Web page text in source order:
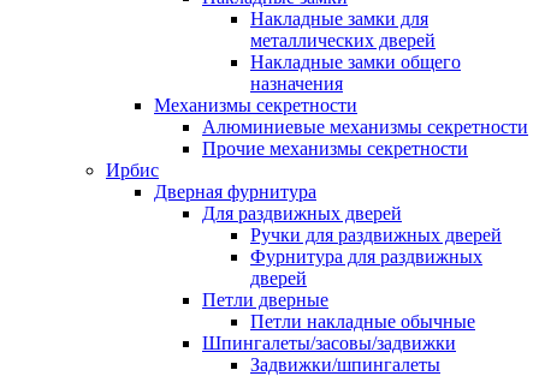
Накладные замки для
металлических дверей
Накладные замки общего
назначения
Механизмы секретности
Алюминиевые механизмы секретности
Прочие механизмы секретности
Ирбис
Дверная фурнитура
Для раздвижных дверей
Ручки для раздвижных дверей
Фурнитура для раздвижных
дверей
Петли дверные
Петли накладные обычные
Шпингалеты/засовы/задвижки
Задвижки/шпингалеты